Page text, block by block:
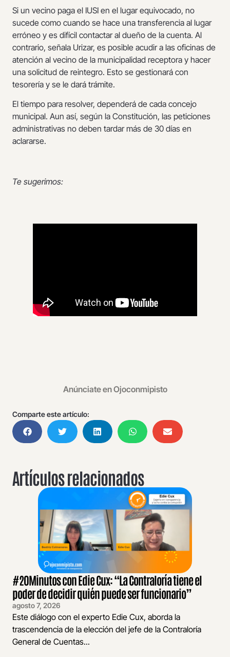
Si un vecino paga el IUSI en el lugar equivocado, no
sucede como cuando se hace una transferencia al lugar
erróneo y es difícil contactar al dueño de la cuenta. Al
contrario, señala Urizar, es posible acudir a las oficinas de
atención al vecino de la municipalidad receptora y hacer
una solicitud de reintegro. Esto se gestionará con
tesorería y se le dará trámite.
El tiempo para resolver, dependerá de cada concejo
municipal. Aun así, según la Constitución, las peticiones
administrativas no deben tardar más de 30 días en
aclararse.
Te sugerimos:
Anúnciate en Ojoconmipisto
Comparte este artículo:
Artículos relacionados
#20Minutos con Edie Cux: “La Contraloría tiene el
poder de decidir quién puede ser funcionario”
agosto 7, 2026
Este diálogo con el experto Edie Cux, aborda la
trascendencia de la elección del jefe de la Contraloría
General de Cuentas...